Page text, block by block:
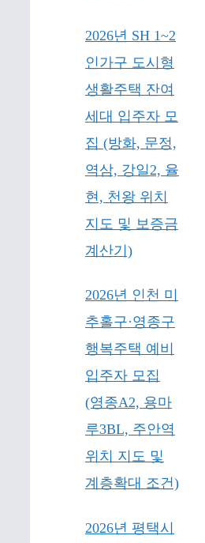
2026년 SH 1~2
인가구 도시형
생활주택 잔여
세대 입주자 모
집 (방화, 문정,
역삼, 강일2, 율
현, 천왕 위치
지도 및 보증금
계산기)
2026년 인천 미
추홀구·영종구
행복주택 예비
입주자 모집
(영종A2, 용마
루3BL, 주안역
위치 지도 및
계층확대 조건)
2026년 평택시